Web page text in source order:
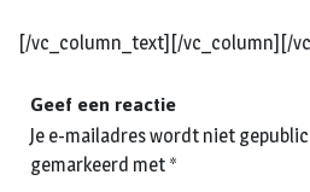
[/vc_column_text][/vc_column][/
Geef een reactie
Je e-mailadres wordt niet
gemarkeerd met *